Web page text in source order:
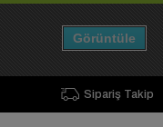
Sipariş Takip
Görüntüle